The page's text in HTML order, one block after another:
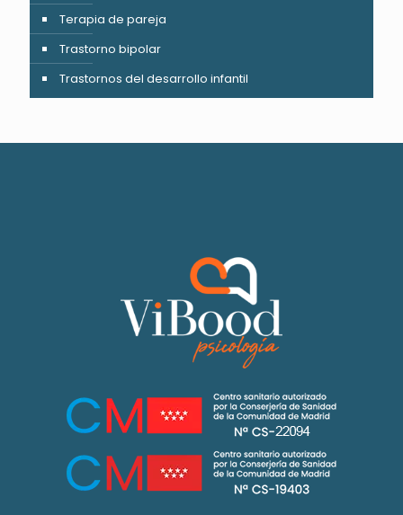
Terapia de pareja
Trastorno bipolar
Trastornos del desarrollo infantil